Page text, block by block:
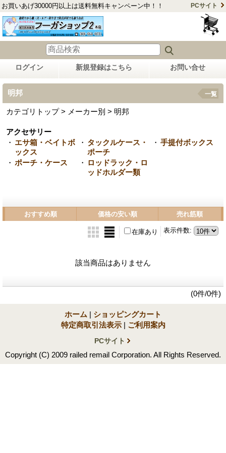
お買いあげ30000円以上は送料無料キャンペーン中！！ PCサイト
ログイン 新規登録はこちら お問い合せ
明邦
カテゴリトップ > メーカー別 > 明邦
アクセサリー
・ エサ箱・ベイトボ
ックス
・ タックルケース・
ポーチ
・ 手提付ボックス
・ ポーチ・ケース ・ ロッドラック・ロ
ッドホルダー類
一覧
おすすめ順 価格の安い順 売れ筋順
表示件数:
在庫あり
該当商品はありません
(0件/0件)
ホーム | ショッピングカート
特定商取引法表示 | ご利用案内
PCサイト
Copyright (C) 2009 railed remail Corporation. All Rights Reserved.